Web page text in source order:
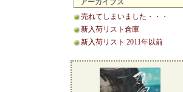
アーカイブス
売れてしまいました・・・
新入荷リスト倉庫
新入荷リスト 2011年以前